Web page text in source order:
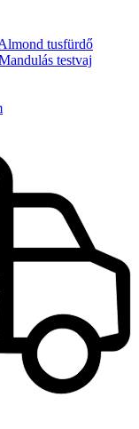
tusfürdő
testvaj